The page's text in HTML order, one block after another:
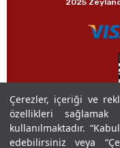
Çerezler, içeriği ve
özellikleri
kullanılmaktadır.
edebilirsiniz veya
2025